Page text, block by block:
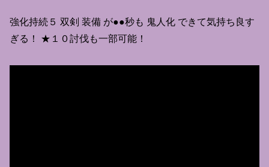
強化持続５ 双剣 装備 が●●秒も 鬼人化 できて気持ち良す
ぎる！ ★１０討伐も一部可能！